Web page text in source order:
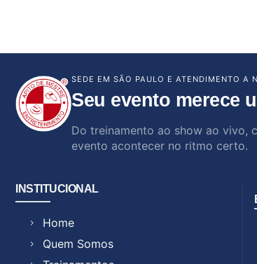
SEDE EM SÃO PAULO E ATENDIMENTO A
Seu evento merece
Do treinamento ao show ao vivo,
evento acontecer no ritmo certo.
INSTITUCIONAL
Home
Quem Somos